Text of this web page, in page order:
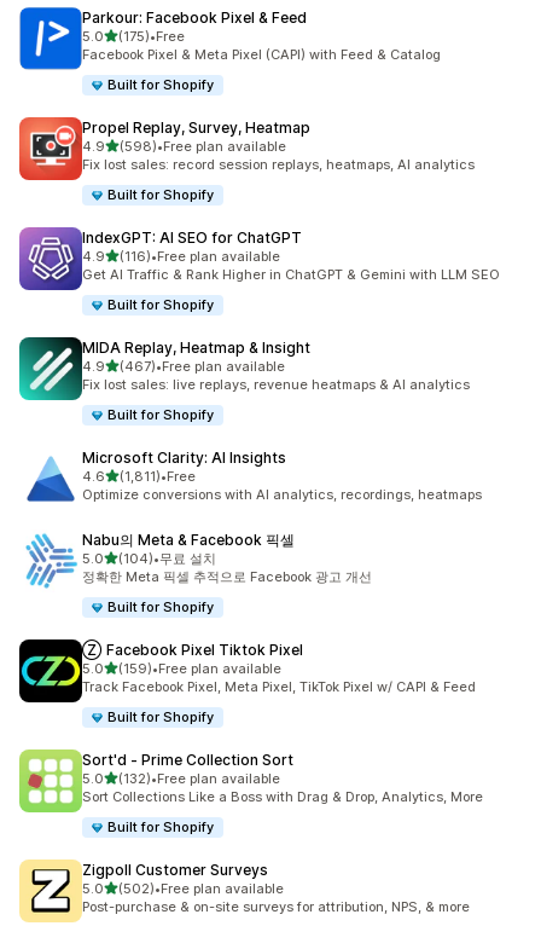
Parkour: Facebook Pixel & Feed
5.0별 5개 중
(175)
총 리뷰 175개
•Free
Facebook Pixel & Meta Pixel (CAPI) with Feed & Catalog
Built for Shopify
Propel Replay, Survey, Heatmap
4.9별 5개 중
(598)
총 리뷰 598개
•Free plan available
Fix lost sales: record session replays, heatmaps, AI analytics
Built for Shopify
IndexGPT: AI SEO for ChatGPT
4.9별 5개 중
(116)
총 리뷰 116개
•Free plan available
Get AI Traffic & Rank Higher in ChatGPT & Gemini with LLM SEO
Built for Shopify
MIDA Replay, Heatmap & Insight
4.9별 5개 중
(467)
총 리뷰 467개
•Free plan available
Fix lost sales: live replays, revenue heatmaps & AI analytics
Built for Shopify
Microsoft Clarity: AI Insights
4.6별 5개 중
(1,811)
총 리뷰 1811개
•Free
Optimize conversions with AI analytics, recordings, heatmaps
Nabu의 Meta & Facebook 픽셀
5.0별 5개 중
(104)
총 리뷰 104개
•무료 설치
정확한 Meta 픽셀 추적으로 Facebook 광고 개선
Built for Shopify
Ⓩ Facebook Pixel Tiktok Pixel
5.0별 5개 중
(159)
총 리뷰 159개
•Free plan available
Track Facebook Pixel, Meta Pixel, TikTok Pixel w/ CAPI & Feed
Built for Shopify
Sort'd ‑ Prime Collection Sort
5.0별 5개 중
(132)
총 리뷰 132개
•Free plan available
Sort Collections Like a Boss with Drag & Drop, Analytics, More
Built for Shopify
Zigpoll Customer Surveys
5.0별 5개 중
(502)
총 리뷰 502개
•Free plan available
Post-purchase & on-site surveys for attribution, NPS, & more